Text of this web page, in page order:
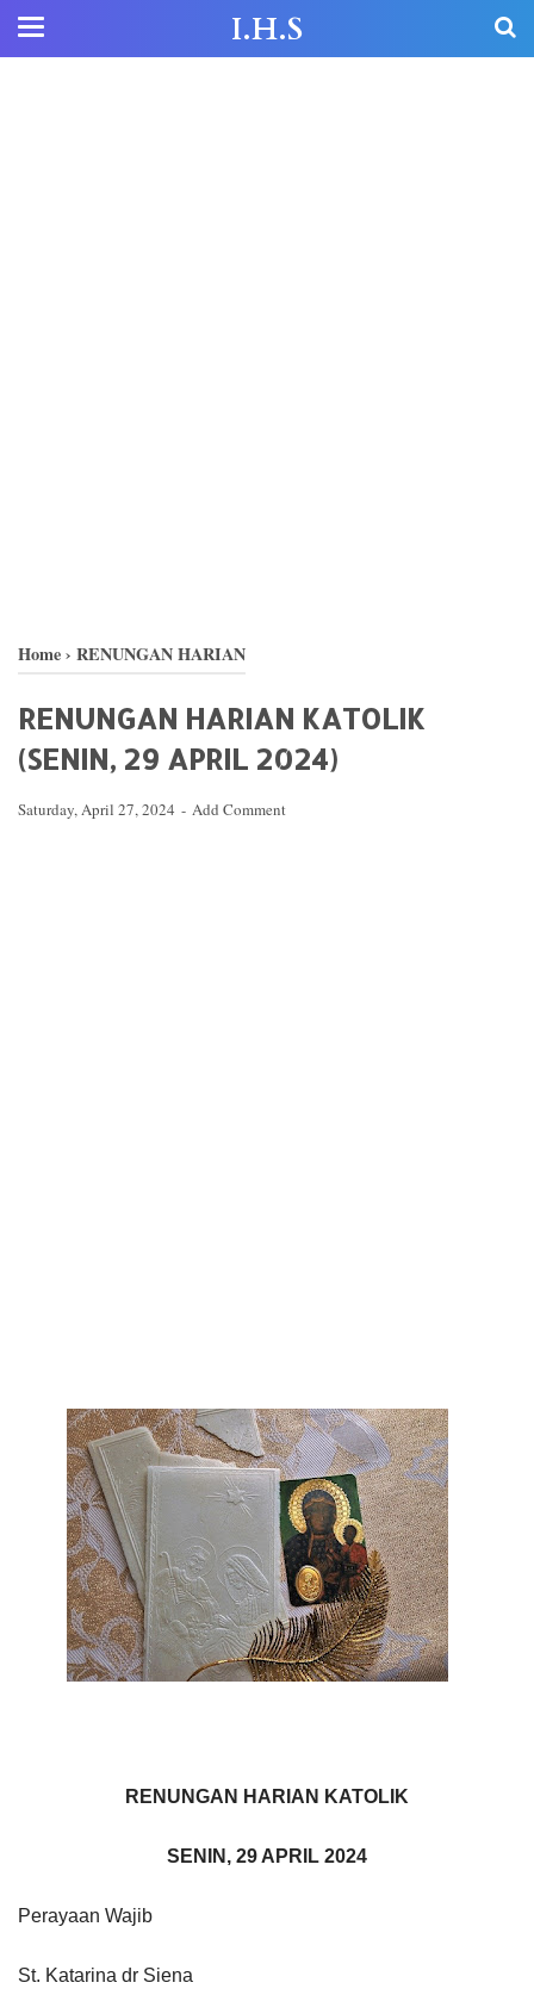
I.H.S
Home› RENUNGAN HARIAN
RENUNGAN HARIAN KATOLIK
(SENIN, 29 APRIL 2024)
Saturday, April 27, 2024 Add Comment
RENUNGAN HARIAN KATOLIK
SENIN, 29 APRIL 2024
Perayaan Wajib
St. Katarina dr Siena